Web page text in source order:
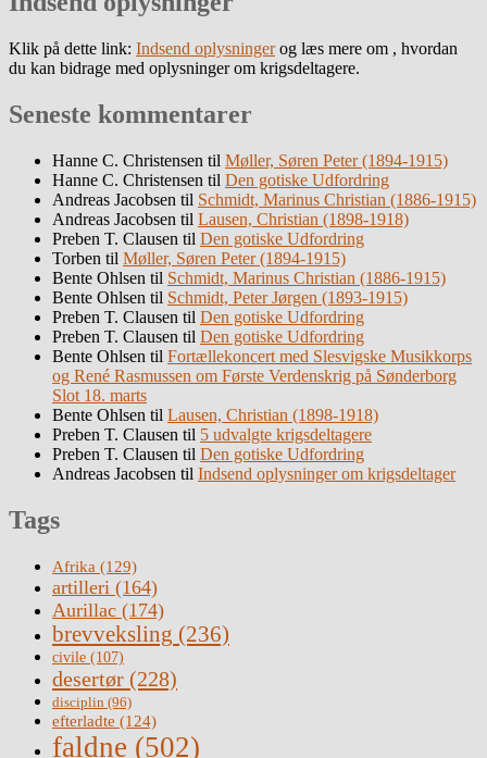
Klik på dette link: Indsend oplysningerog læs mere om , hvordan
du kan bidrage med oplysninger om krigsdeltagere.
Seneste kommentarer
Hanne C. Christensen til Møller, Søren Peter (1894-1915)
Hanne C. Christensen til Den gotiske Udfordring
Andreas Jacobsen til Schmidt, Marinus Christian (1886-1915)
Andreas Jacobsen til Lausen, Christian (1898-1918)
Preben T. Clausen til Den gotiske Udfordring
Torben til Møller, Søren Peter (1894-1915)
Bente Ohlsen til Schmidt, Marinus Christian (1886-1915)
Bente Ohlsen til Schmidt, Peter Jørgen (1893-1915)
Preben T. Clausen til Den gotiske Udfordring
Preben T. Clausen til Den gotiske Udfordring
Bente Ohlsen til Fortællekoncert med Slesvigske Musikkorps
og René Rasmussen om Første Verdenskrig på Sønderborg
Slot 18. marts
Bente Ohlsen til Lausen, Christian (1898-1918)
Preben T. Clausen til 5 udvalgte krigsdeltagere
Preben T. Clausen til Den gotiske Udfordring
Andreas Jacobsen til Indsend oplysninger om krigsdeltager
Tags
Afrika (129)
artilleri (164)
Aurillac (174)
brevveksling (236)
civile (107)
desertør (228)
disciplin (96)
efterladte (124)
faldne (502)